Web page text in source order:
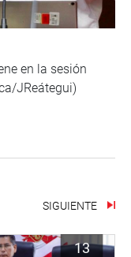
en la sesión
JReátegui)
SIGUIENTE
13